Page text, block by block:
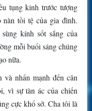
tụng kinh trước tượng
nàn tồi tệ của gia đình.
kính sốt sắng của
mỗi buổi sáng chúng
nữa.
nhấn mạnh đến căn
vì sự tàn ác của chiến
cực khổ sở. Cha tôi là